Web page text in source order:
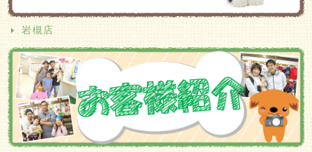
岩槻店